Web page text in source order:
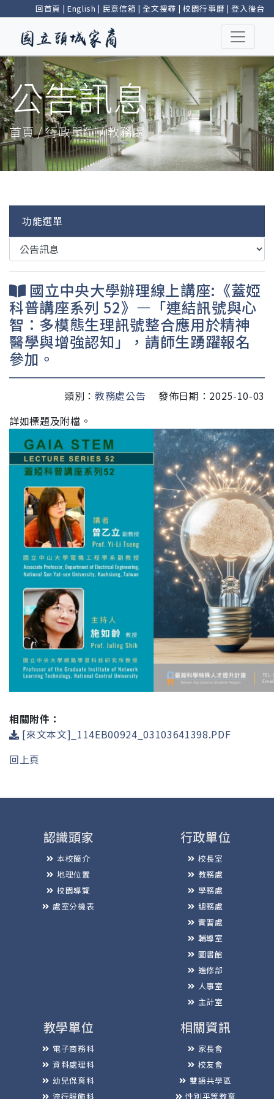
回首頁 | English | 民意信箱 |全文搜尋 | 校園行事曆 |登入後台
公告訊息
首頁 / 行政單位 / 教務處
功能選單
國立中央大學辦理線上講座:《蓋婭
科普講座系列 52》—「連結訊號與心
智：多模態生理訊號整合應用於精神
醫學與增強認知」，請師生踴躍報名
參加。
類別： 教務處公告
發佈日期：2025-10-03
詳如標題及附檔。
相關附件：
[來文本文]_114EB00924_03103641398.PDF
回上頁
認識頭家
本校簡介
地理位置
校園導覽
處室分機表
行政單位
校長室
教務處
學務處
總務處
實習處
輔導室
圖書館
進修部
人事室
主計室
教學單位
電子商務科
資料處理科
幼兒保育科
流行服飾科
相關資訊
家長會
校友會
雙語共學區
性別平等教育